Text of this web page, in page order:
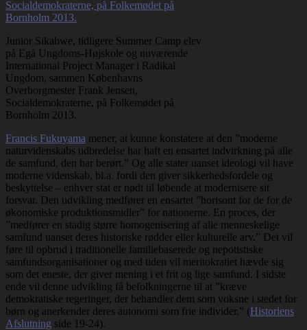
Junior Sikabwe, tidligere Summer Camp elev
på Egå Ungdoms-Højskole og nuværende
International Project Manager i Radikal
Ungdom, sammen Københavns
Overborgmester Frank Jensen,
Socialdemokraterne, på Folkemødet på
Bornholm 2013.
Francis Fukuyama mener, at kunne konstatere at den ”moderne
naturvidenskabs udbredelse har haft en ensartet indvirkning på alle
de samfund, den har berørt.” Og alle stater uanset ideologi vil have
moderne videnskab, bl.a. fordi den giver sikkerhedsfordele og
beskyttelse – enhver stat er nødt til løbende at modernisere sit
forsvar. Den udvikling medfører en ensartet ”horisont for de for de
økonomiske produktionsmidler” for nationerne. En proces, der
”medfører en stadig større homogenisering af alle menneskelige
samfund uanset deres historiske rødder eller kulturelle arv.” Det vil
føre til opbrud i traditionelle familiebaserede og nepotistiske
samfundsorganisationer og med tiden vil meritokratiet hævde sig
som det eneste, der giver mening i et frit og lige samfund. I sidste
ende vil denne udvikling få befolkningerne til at ”kræve
demokratiske regeringer, der behandler dem som voksne i stedet for
børn og anerkender deres autonomi som frie individer.” (Historiens
Afslutning side 19-24).